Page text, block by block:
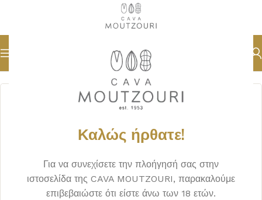
Καλώς ήρθατε!
Για να συνεχίσετε την πλοήγησή σας στην
ιστοσελίδα της CAVA MOUTZOURI, παρακαλούμε
επιβεβαιώστε ότι είστε άνω των 18 ετών.
Αρχική σελίδα ΛΕΥΚΟΣ